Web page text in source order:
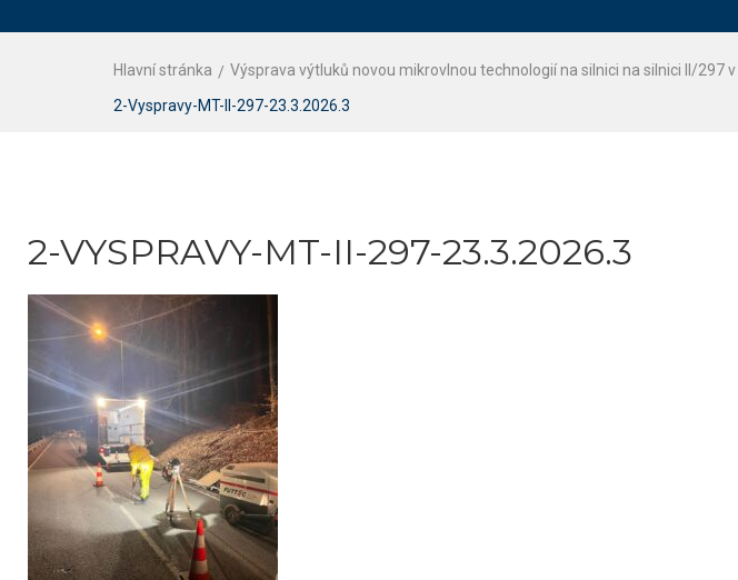
Hlavní stránka
Výsprava výtluků novou mikrovlnou technologií na silnici na silnici II/297
2-Vyspravy-MT-II-297-23.3.2026.3
2-VYSPRAVY-MT-II-297-23.3.2026.3